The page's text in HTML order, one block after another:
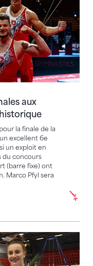
aux
la finale de la
excellent 6e
un exploit en
du concours
(barre fixe) ont
Marco Pfyl sera